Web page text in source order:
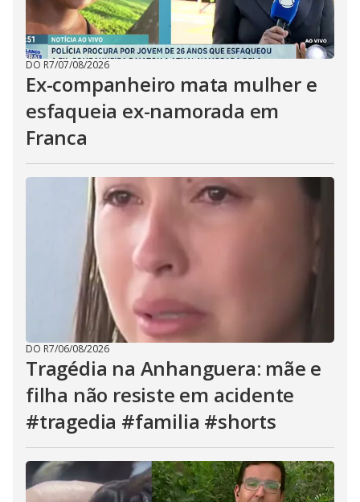
DO R7/07/08/2026
Ex-companheiro mata mulher e
esfaqueia ex-namorada em
Franca
DO R7/06/08/2026
Tragédia na Anhanguera: mãe e
filha não resiste em acidente
#tragedia #familia #shorts